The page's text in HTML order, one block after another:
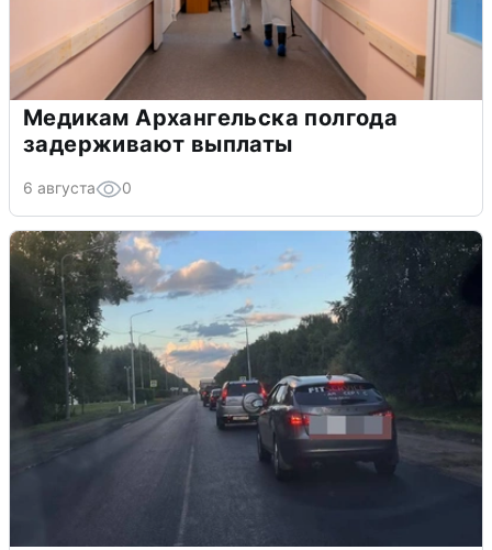
Медикам Архангельска полгода
задерживают выплаты
6 августа 0